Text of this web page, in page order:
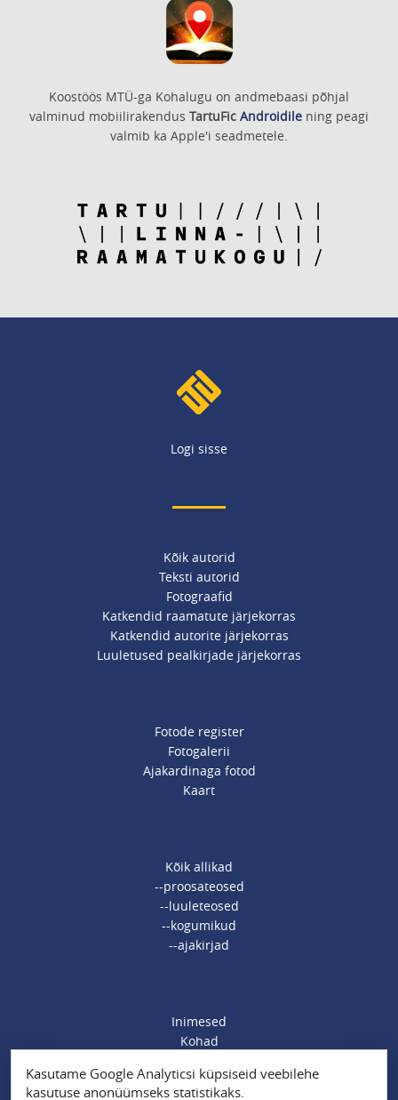
Koostöös MTÜ-ga Kohalugu on andmebaasi põhjal
valminud mobiilirakendus TartuFic Androidile ning peagi
valmib ka Apple'i seadmetele.
Logi sisse
Kõik autorid
Teksti autorid
Fotograafid
Katkendid raamatute järjekorras
Katkendid autorite järjekorras
Luuletused pealkirjade järjekorras
Fotode register
Fotogalerii
Ajakardinaga fotod
Kaart
Kõik allikad
--proosateosed
--luuleteosed
--kogumikud
--ajakirjad
Inimesed
Kohad
Organisatsioonid
Kasutame Google Analyticsi küpsiseid veebilehe
kasutuse anonüümseks statistikaks.